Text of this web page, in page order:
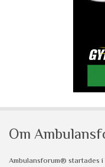
Om
Ambulansforum® startades